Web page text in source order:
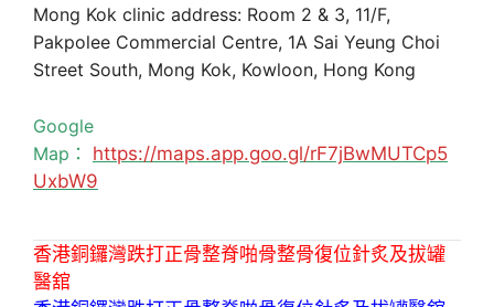
Mong Kok clinic address: Room 2 & 3, 11/F,
Pakpolee Commercial Centre, 1A Sai Yeung Choi
Street South, Mong Kok, Kowloon, Hong Kong
Google
Map： https://maps.app.goo.gl/rF7jBwMUTCp5
UxbW9
香港銅鑼灣跌打正骨整脊啪骨整骨復位針炙及拔罐
醫舘